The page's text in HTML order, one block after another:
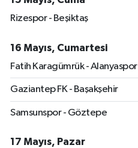
Rizespor - Beşiktaş
16 Mayıs, Cumartesi
Fatih Karagümrük - Alanyaspor
Gaziantep FK - Başakşehir
Samsunspor - Göztepe
17 Mayıs, Pazar